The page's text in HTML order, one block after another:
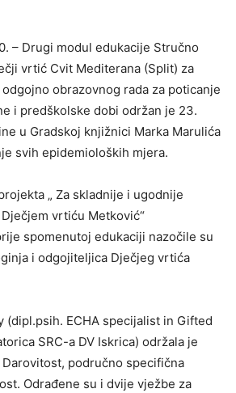
– Drugi modul edukacije Stručno
vrtić Cvit Mediterana (Split) za
obrazovnog rada za poticanje
i predškolske dobi održan je 23.
u Gradskoj knjižnici Marka Marulića
svih epidemioloških mjera.
„ Za skladnije i ugodnije
vrtiću Metković“
spomenutoj edukaciji nazočile su
i odgojiteljica Dječjeg vrtića
(dipl.psih. ECHA specijalist in Gifted
SRC-a DV Iskrica) održala je
područno specifična
Odrađene su i dvije vježbe za